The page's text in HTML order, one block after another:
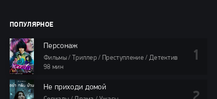
ПОПУЛЯРНОЕ
Персонаж
Фильмы / Триллер / Преступление / Детектив
98 мин
Не приходи домой